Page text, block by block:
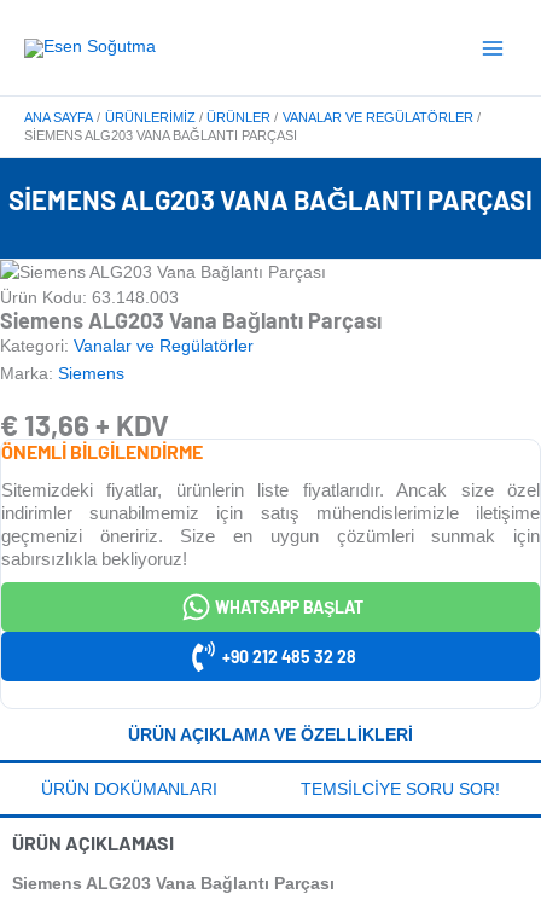
atla
Menu
ANA SAYFA ÜRÜNLERIMIZ ÜRÜNLER
VANALAR VE REGÜLATÖRLER
SIEMENS ALG203 VANA BAĞLANTI PARÇASI
SIEMENS ALG203 VANA BAĞLANTI PARÇASI
Ürün Kodu: 63.148.003
Siemens ALG203 Vana Bağlantı Parçası
Kategori: Vanalar ve Regülatörler
Marka: Siemens
€ 13,66 + KDV
ÖNEMLİ BİLGİLENDİRME
Sitemizdeki fiyatlar, ürünlerin liste fiyatlarıdır. Ancak size özel
indirimler sunabilmemiz için satış mühendislerimizle iletişime
geçmenizi öneririz. Size en uygun çözümleri sunmak için
sabırsızlıkla bekliyoruz!
WHATSAPP BAŞLAT
+90 212 485 32 28
ÜRÜN AÇIKLAMA VE ÖZELLIKLERI
ÜRÜN DOKÜMANLARI TEMSILCIYE SORU SOR!
ÜRÜN AÇIKLAMASI
Siemens ALG203 Vana Bağlantı Parçası